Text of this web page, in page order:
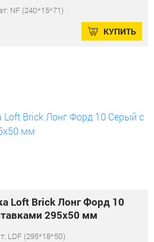
NF (240*15*71)
КУПИТЬ
Loft Brick Лонг Форд 10
295x50 мм
LDF (295*18*50)